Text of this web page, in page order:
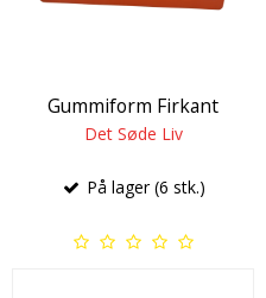
Gummiform Firkant
Det Søde Liv
På lager (6 stk.)